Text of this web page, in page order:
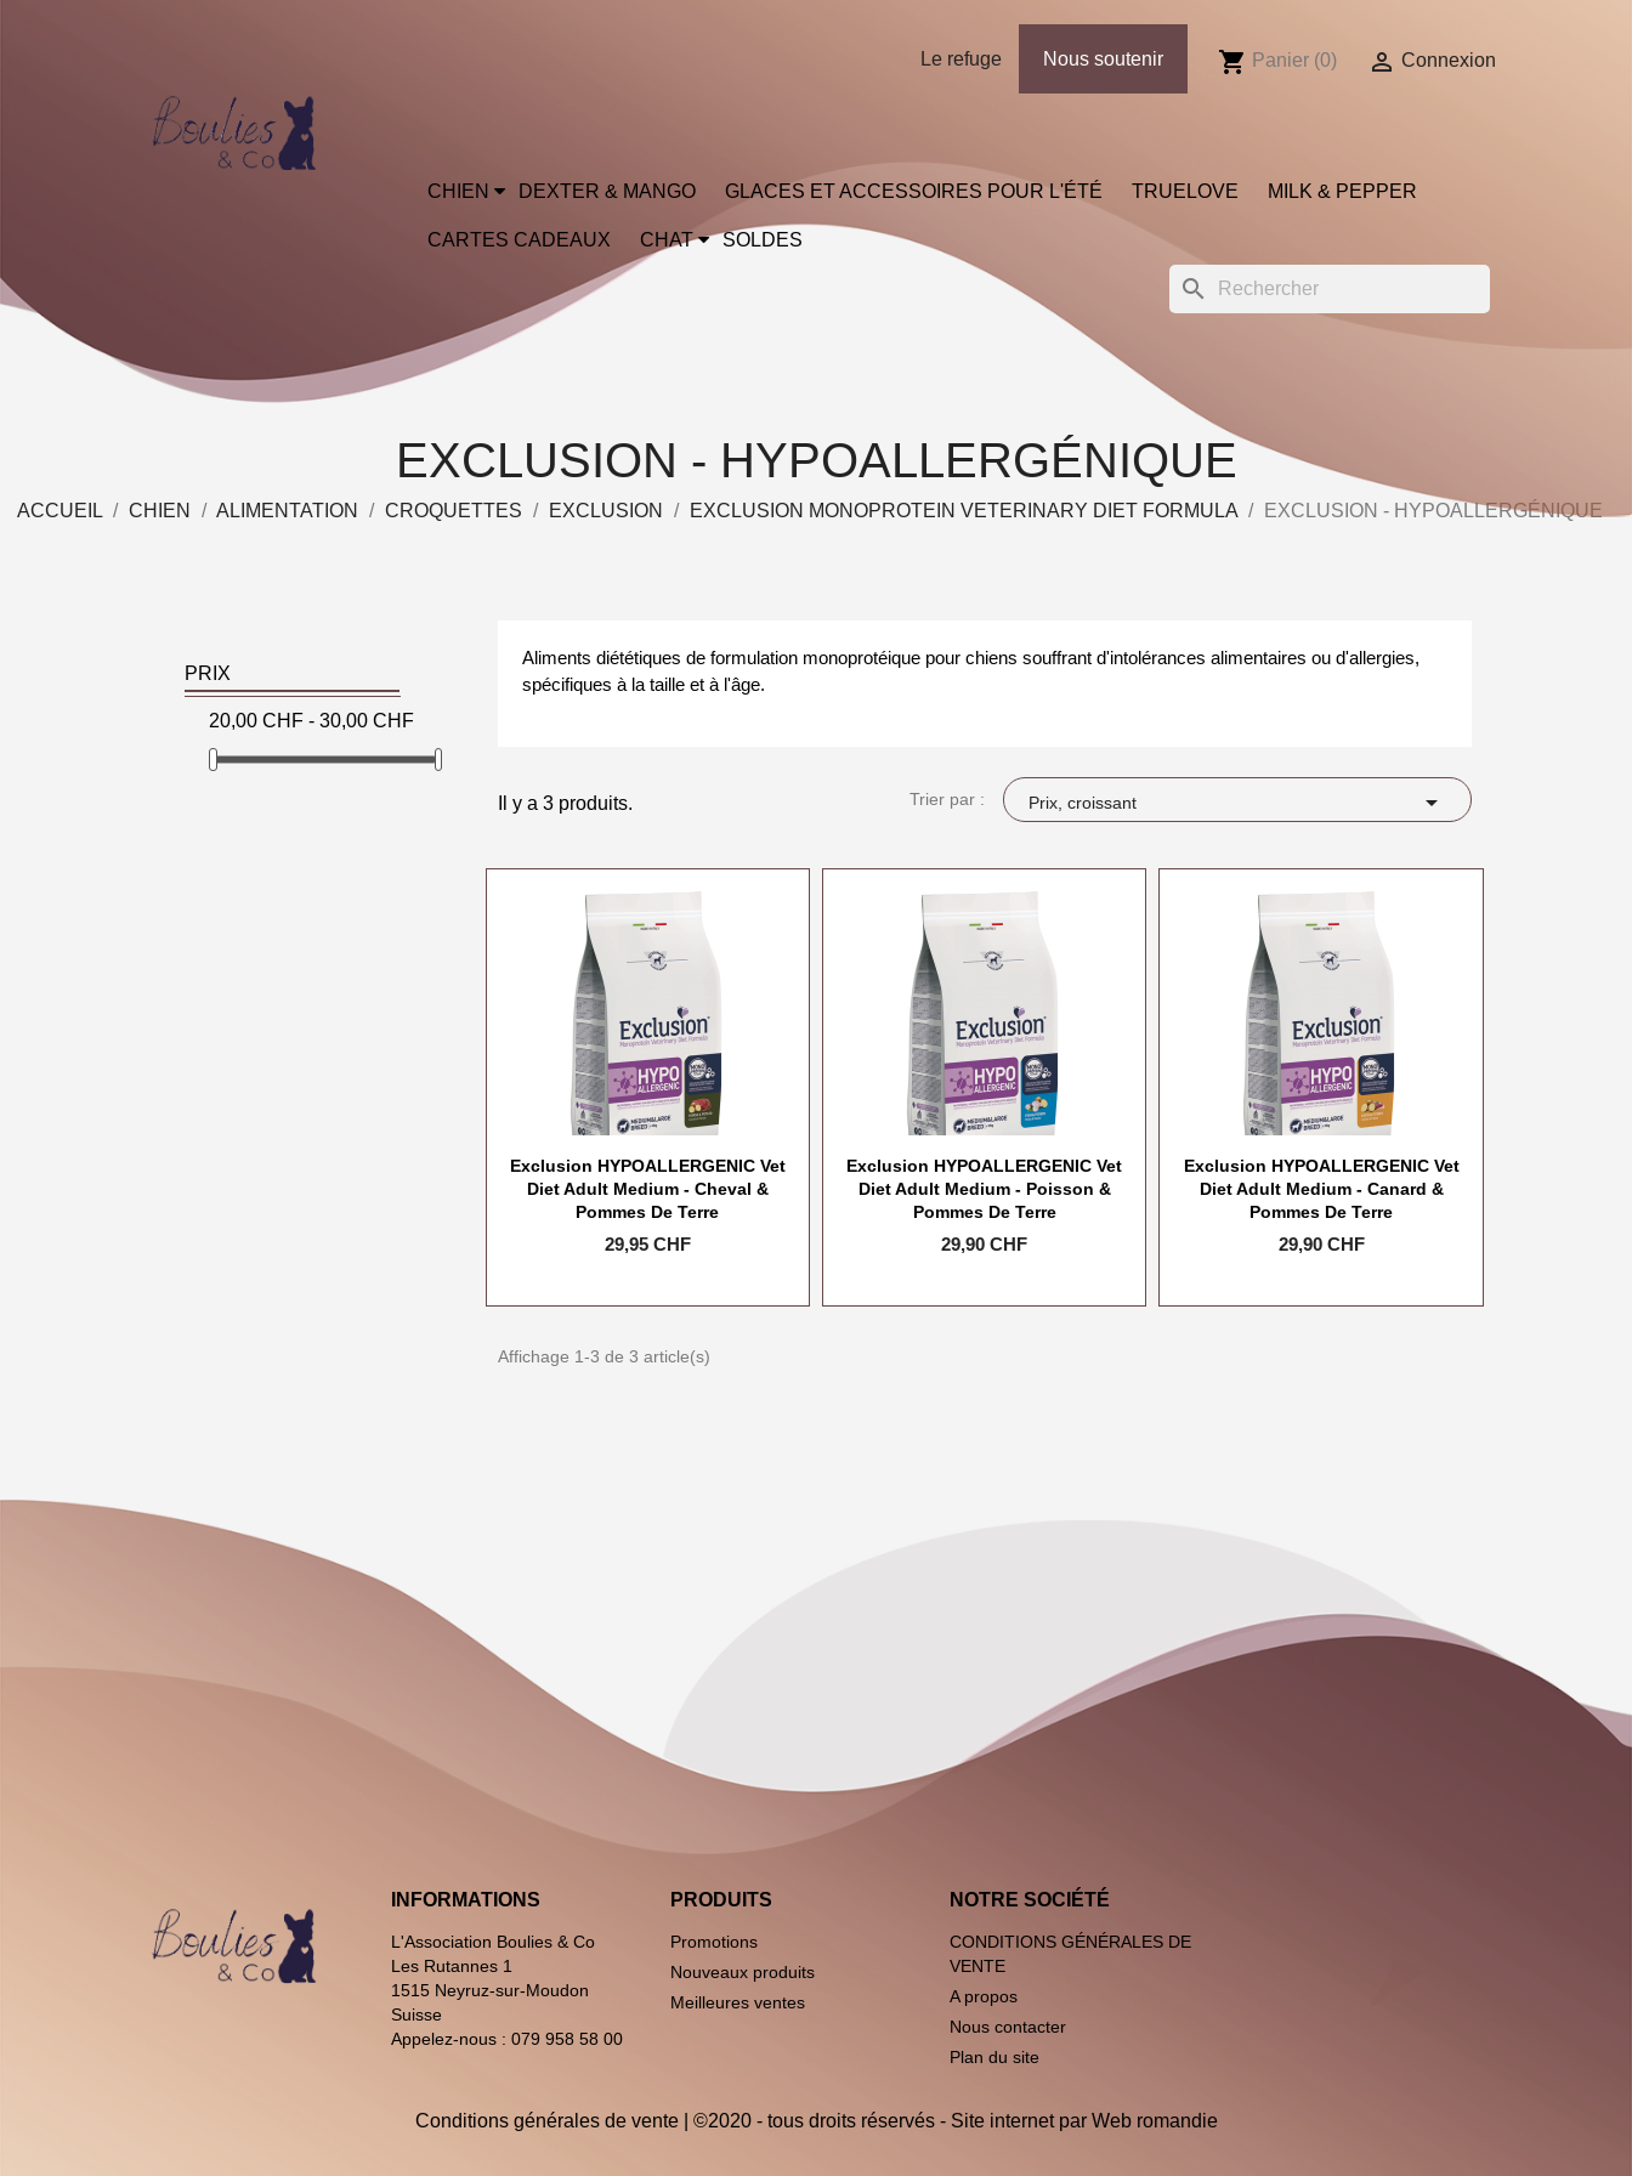
 Connexion
shopping_cart Panier (0)
Le refuge Nous soutenir
CHIEN DEXTER & MANGO GLACES ET ACCESSOIRES POUR L'ÉTÉ TRUELOVE MILK & PEPPER
CARTES CADEAUX CHAT SOLDES
search
EXCLUSION - HYPOALLERGÉNIQUE
ACCUEIL CHIEN ALIMENTATION CROQUETTES EXCLUSION EXCLUSION MONOPROTEIN VETERINARY DIET FORMULA EXCLUSION - HYPOALLERGÉNIQUE
PRIX
20,00 CHF - 30,00 CHF
Aliments diététiques de formulation monoprotéique pour chiens souffrant d'intolérances alimentaires ou d'allergies,
spécifiques à la taille et à l'âge.
Il y a 3 produits. Trier par : Prix, croissant 
Exclusion HYPOALLERGENIC Vet
Diet Adult Medium - Cheval &
Pommes De Terre
Prix
29,95 CHF
Exclusion HYPOALLERGENIC Vet
Diet Adult Medium - Poisson &
Pommes De Terre
Prix
29,90 CHF
Exclusion HYPOALLERGENIC Vet
Diet Adult Medium - Canard &
Pommes De Terre
Prix
29,90 CHF
Affichage 1-3 de 3 article(s)
INFORMATIONS
L'Association Boulies & Co
Les Rutannes 1
1515 Neyruz-sur-Moudon
Suisse
Appelez-nous : 079 958 58 00
PRODUITS
Promotions
Nouveaux produits
Meilleures ventes
NOTRE SOCIÉTÉ
CONDITIONS GÉNÉRALES DE
VENTE
A propos
Nous contacter
Plan du site
Conditions générales de vente| ©2020 - tous droits réservés - Site internet par Web romandie